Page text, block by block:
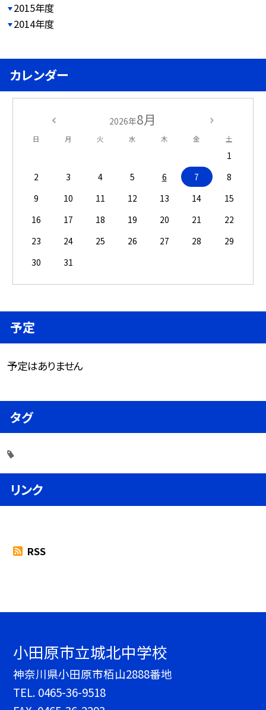
2015年度
2014年度
カレンダー
2026年8月
日 月 火 水 木 金 土
1
2
3 4 5 6 7
8
9
10 11 12 13 14
15
16
17 18 19 20 21
22
23
24 25 26 27 28
29
30
31
予定
予定はありません
タグ
リンク
RSS
小田原市立城北中学校
神奈川県小田原市栢山2888番地
TEL. 0465-36-9518